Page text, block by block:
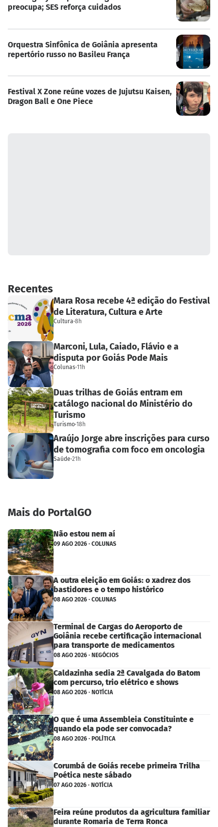
preocupa; SES reforça cuidados
Orquestra Sinfônica de Goiânia apresenta
repertório russo no Basileu França
Festival X Zone reúne vozes de Jujutsu Kaisen,
Dragon Ball e One Piece
Recentes
Mara Rosa recebe 4ª edição do Festival
de Literatura, Cultura e Arte
Cultura·8h
Marconi, Lula, Caiado, Flávio e a
disputa por Goiás Pode Mais
Colunas·11h
Duas trilhas de Goiás entram em
catálogo nacional do Ministério do
Turismo
Turismo·18h
Araújo Jorge abre inscrições para curso
de tomografia com foco em oncologia
Saúde·21h
Mais do PortalGO
Não estou nem aí
09 AGO 2026 · COLUNAS
A outra eleição em Goiás: o xadrez dos
bastidores e o tempo histórico
08 AGO 2026 · COLUNAS
Terminal de Cargas do Aeroporto de
Goiânia recebe certificação internacional
para transporte de medicamentos
08 AGO 2026 · NEGÓCIOS
Caldazinha sedia 2ª Cavalgada do Batom
com percurso, trio elétrico e shows
08 AGO 2026 · NOTÍCIA
O que é uma Assembleia Constituinte e
quando ela pode ser convocada?
08 AGO 2026 · POLÍTICA
Corumbá de Goiás recebe primeira Trilha
Poética neste sábado
07 AGO 2026 · NOTÍCIA
Feira reúne produtos da agricultura familiar
durante Romaria de Terra Ronca